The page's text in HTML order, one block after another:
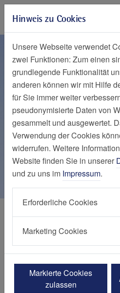
Zur Hauptnavigation springen
Zum Seiteninhalt springen
Zum Seitenende springen
Wolthaus-Contilia
GmbH
Hendrik Wolthaus
Hinweis zu Cookies
Unsere Webseite verwendet
zwei Funktionen: Zum einen
grundlegende Funktionalität
anderen können wir mit Hilfe
für Sie immer weiter
pseudonymisierte Daten von
gesammelt und ausgewertet.
Verwendung der Cookies
widerrufen. Weitere
Website finden Sie in unserer
und zu uns im Impressum.
Erforderliche Cookies
Marketing Cookies
Markierte Cookies
zulassen